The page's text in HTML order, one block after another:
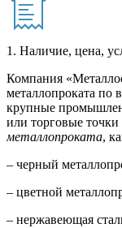
1. Наличие, цена,
Компания
металлопроката по
крупные
или торговые точки
металлопроката,
– черный
– цветной
– нержавеющая